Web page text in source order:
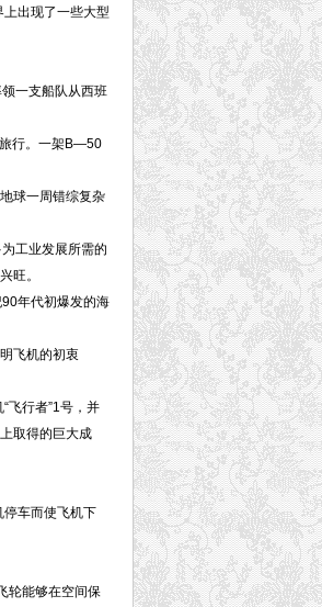
出现了一些大型
一支船队从西班
行。一架B—50
球一周错综复杂
工业发展所需的
旺。
年代初爆发的海
飞机的初衷
行者”1号，并
取得的巨大成
车而使飞机下
轮能够在空间保